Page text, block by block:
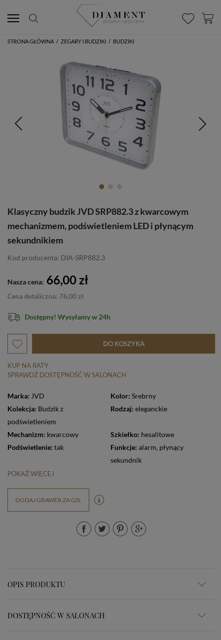
STRONA GŁÓWNA / ZEGARY I BUDZIKI / BUDZIKI
Klasyczny budzik JVD SRP882.3 z kwarcowym
mechanizmem, podświetleniem LED i płynącym
sekundnikiem
Kod producenta: DIA-SRP882.3
Nasza cena: 66,00 zł
Cena detaliczna: 76,00 zł
Dostępny! Wysyłamy w 24h
DO KOSZYKA
KUP NA RATY
SPRAWDŹ DOSTĘPNOŚĆ W SALONACH
Marka: JVD Kolor: Srebrny
Kolekcja: Budzik z
podświetleniem
Rodzaj: eleganckie
Mechanizm: kwarcowy Szkiełko: hesalitowe
Podświetlenie: tak Funkcje: alarm,
sekundnik
POKAŻ WIĘCEJ
DODAJ GRAWER ZA 0ZŁ
OPIS PRODUKTU
DOSTĘPNOŚĆ W SALONACH